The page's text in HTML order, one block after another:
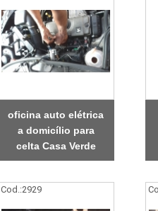
oficina auto elétrica
a domicílio para
celta Casa Verde
Cod.:2929